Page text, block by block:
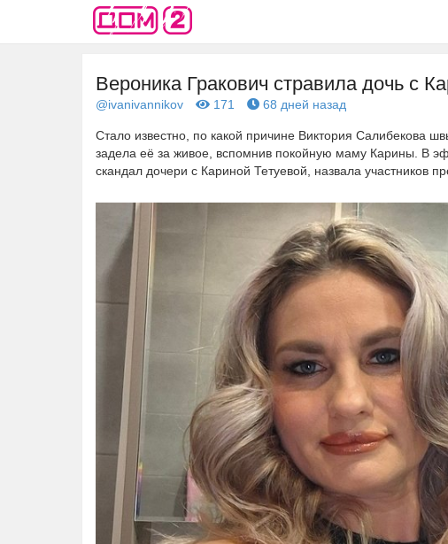
Вероника Гракович стравила дочь с
@ivanivannikov 171 68 дней назад
Стало известно, по какой причине Виктория Салибекова
задела её за живое, вспомнив покойную маму Карины. В
скандал дочери с Кариной Тетуевой, назвала участников